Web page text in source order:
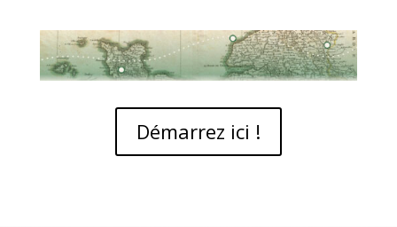
Démarrez ici !